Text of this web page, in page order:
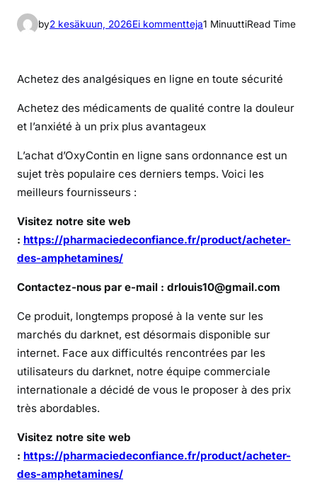
by2 kesäkuun, 2026Ei kommenttejaa
i
k
e
i
i
a
é
t
n
t
1 MinuuttiRead Time
Achetez des analgésiques en ligne en toute sécurité
Achetez des médicaments de qualité contre la douleur
et l’anxiété à un prix plus avantageux
L’achat d’OxyContin en ligne sans ordonnance est un
sujet très populaire ces derniers temps. Voici les
meilleurs fournisseurs :
Visitez notre site web
: https://pharmaciedeconfiance.fr/product/acheter-
des-amphetamines/
Contactez-nous par e-mail : drlouis10@gmail.com
Ce produit, longtemps proposé à la vente sur les
marchés du darknet, est désormais disponible sur
internet. Face aux difficultés rencontrées par les
utilisateurs du darknet, notre équipe commerciale
internationale a décidé de vous le proposer à des prix
très abordables.
Visitez notre site web
: https://pharmaciedeconfiance.fr/product/acheter-
des-amphetamines/